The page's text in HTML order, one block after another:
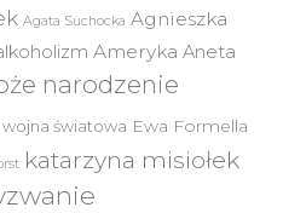
Agata Suchocka Agnieszka
Ameryka Aneta
narodzenie
światowa Ewa Formella
katarzyna misiołek